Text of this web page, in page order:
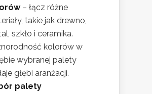
– łącz różne
takie jak drewno,
szkło i ceramika.
kolorów w
wybranej palety
głębi aranżacji.
palety